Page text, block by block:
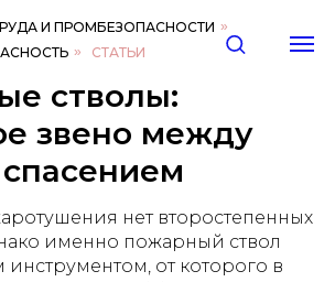
И ПРОМБЕЗОПАСНОСТИ »
» СТАТЬИ
стволы:
звено между
нет второстепенных
именно пожарный ствол
инструментом, от которого в